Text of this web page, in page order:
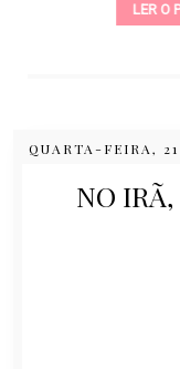
QUARTA-FEIRA,
NO